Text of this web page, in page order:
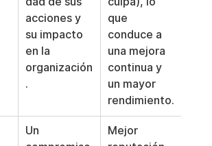
acciones y
su impacto
en la
organización
.
que
conduce a
una mejora
continua y
un mayor
rendimiento.
Un
Mejor